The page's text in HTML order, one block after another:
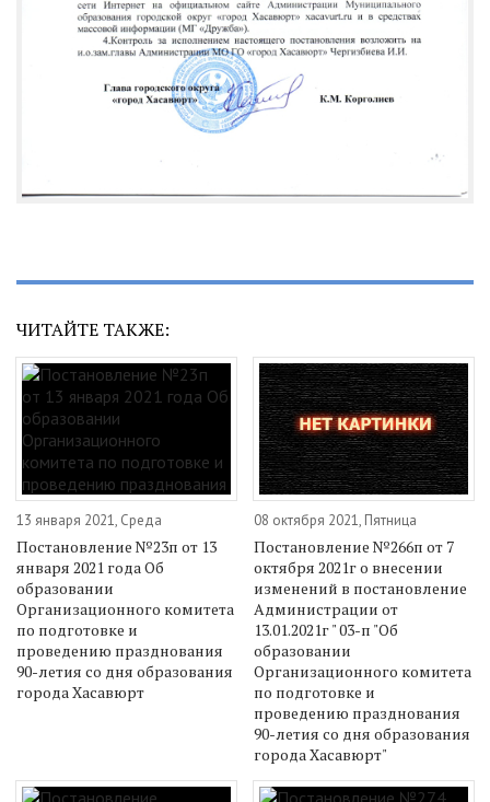
ЧИТАЙТЕ ТАКЖЕ:
13 января 2021, Среда
Постановление №23п от 13
января 2021 года Об
образовании
Организационного комитета
по подготовке и
проведению празднования
90-летия со дня образования
города Хасавюрт
08 октября 2021, Пятница
Постановление №266п от 7
октября 2021г о внесении
изменений в постановление
Администрации от
13.01.2021г " 03-п "Об
образовании
Организационного комитета
по подготовке и
проведению празднования
90-летия со дня образования
города Хасавюрт"